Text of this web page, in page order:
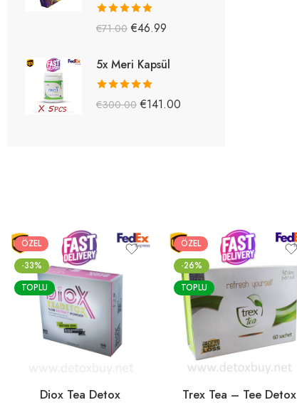
5 üzerinden
€71.00 €46.99
5x Meri Kapsül
5 üzerinden
€300.00 €141.00
ÖZEL
-33%
TOPLU
Diox Tea Detox
ÖZEL
-26%
TOPLU
Trex Tea – Tee Detox